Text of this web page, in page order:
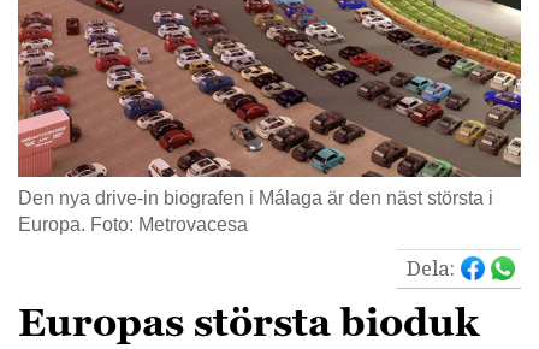
Den nya drive-in biografen i Málaga är den näst största i
Europa. Foto: Metrovacesa
Dela:
Europas största bioduk